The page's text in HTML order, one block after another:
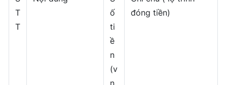
T
T
ố
ti
ề
n
(v
đóng tiền)